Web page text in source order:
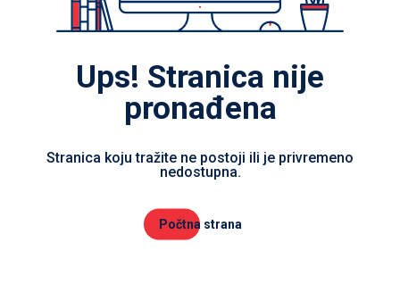
Ups! Stranica nije
pronađena
Stranica koju tražite ne postoji ili je privremeno
nedostupna.
Počtna strana